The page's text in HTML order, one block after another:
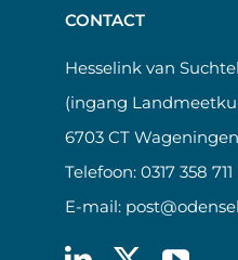
CONTACT
Hesselink van
(ingang
6703 CT Wageningen
Telefoon: 0317 358 711
E-mail: